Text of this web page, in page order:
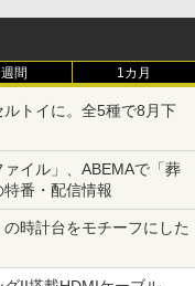
間 1カ月
トイに。全5種で8月下
イル」、ABEMAで「葬
番・配信情報
時計台をモチーフにした